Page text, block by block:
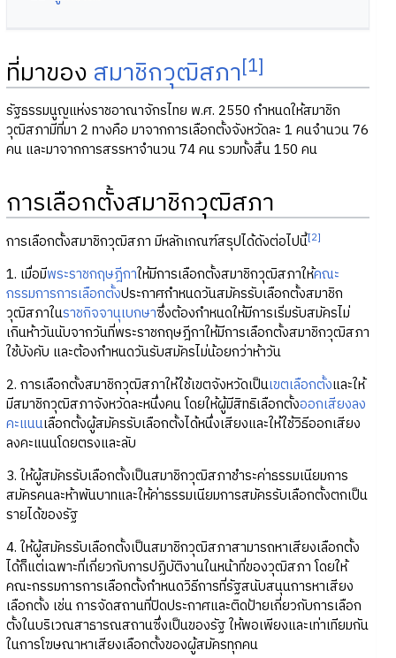
ที่มาของสมาชิกวุฒิสภา[1]
รัฐธรรมนูญแห่งราชอาณาจักรไทย พ.ศ. 2550 กำหนดให้สมาชิก
วุฒิสภามีที่มา 2 ทางคือ มาจากการเลือกตั้งจังหวัดละ 1 คนจำนวน 76
คน และมาจากการสรรหาจำนวน 74 คน รวมทั้งสิ้น 150 คน
การเลือกตั้งสมาชิกวุฒิสภา
การเลือกตั้งสมาชิกวุฒิสภา มีหลักเกณฑ์สรุปได้ดังต่อไปนี้[2]
1. เมื่อมีพระราชกฤษฎีกาให้มีการเลือกตั้งสมาชิกวุฒิสภาให้คณะ
กรรมการการเลือกตั้งประกาศกำหนดวันสมัครรับเลือกตั้งสมาชิก
วุฒิสภาในราชกิจจานุเบกษาซึ่งต้องกำหนดให้มีการเริ่มรับสมัครไม่
เกินห้าวันนับจากวันที่พระราชกฤษฎีกาให้มีการเลือกตั้งสมาชิกวุฒิสภา
ใช้บังคับ และต้องกำหนดวันรับสมัครไม่น้อยกว่าห้าวัน
2. การเลือกตั้งสมาชิกวุฒิสภาให้ใช้เขตจังหวัดเป็นเขตเลือกตั้งและให้
มีสมาชิกวุฒิสภาจังหวัดละหนึ่งคน โดยให้ผู้มีสิทธิเลือกตั้งออกเสียงลง
คะแนนเลือกตั้งผู้สมัครรับเลือกตั้งได้หนึ่งเสียงและให้ใช้วิธีออกเสียง
ลงคะแนนโดยตรงและลับ
3. ให้ผู้สมัครรับเลือกตั้งเป็นสมาชิกวุฒิสภาชำระค่าธรรมเนียมการ
สมัครคนละห้าพันบาทและให้ค่าธรรมเนียมการสมัครรับเลือกตั้งตกเป็น
รายได้ของรัฐ
4. ให้ผู้สมัครรับเลือกตั้งเป็นสมาชิกวุฒิสภาสามารถหาเสียงเลือกตั้ง
ได้ก็แต่เฉพาะที่เกี่ยวกับการปฏิบัติงานในหน้าที่ของวุฒิสภา โดยให้
คณะกรรมการการเลือกตั้งกำหนดวิธีการที่รัฐสนับสนุนการหาเสียง
เลือกตั้ง เช่น การจัดสถานที่ปิดประกาศและติดป้ายเกี่ยวกับการเลือก
ตั้งในบริเวณสาธารณสถานซึ่งเป็นของรัฐ ให้พอเพียงและเท่าเทียมกัน
ในการโฆษณาหาเสียงเลือกตั้งของผู้สมัครทุกคน